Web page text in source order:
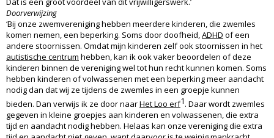
Doorverwijzing
‘Bij onze zwemvereniging hebben meerdere kinderen, die zwemles
komen nemen, een beperking. Soms door doofheid,ADHD of een
andere stoornissen. Omdat mijn kinderen zelf ook stoornissen in het
autistische centrum hebben, kan ik ook vaker beoordelen of deze
kinderen binnen de vereniging wel tot hun recht kunnen komen. Soms
hebben kinderen of volwassenen met een beperking meer aandacht
nodig dan dat wij ze tijdens de zwemles in een groepje kunnen
bieden. Dan verwijs ik ze door naarHet Loo erf1. Daar wordt zwemles
gegeven in kleine groepjes aan kinderen en volwassenen, die extra
tijd en aandacht nodig hebben. Helaas kan onze vereniging die extra